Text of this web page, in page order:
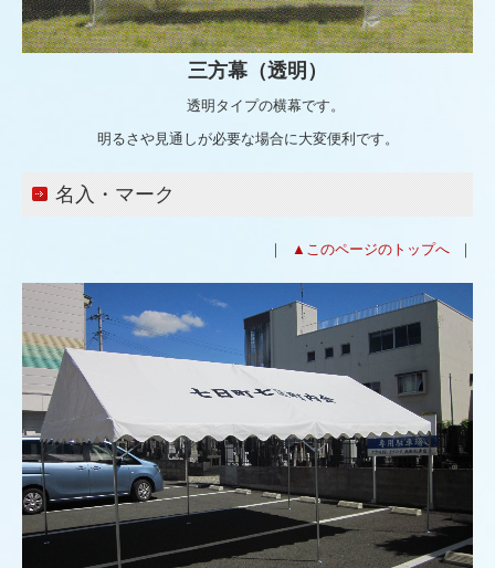
三方幕（透明）
透明タイプの横幕です。
明るさや見通しが必要な場合に大変便利です。
名入・マーク
｜ ▲このページのトップへ ｜